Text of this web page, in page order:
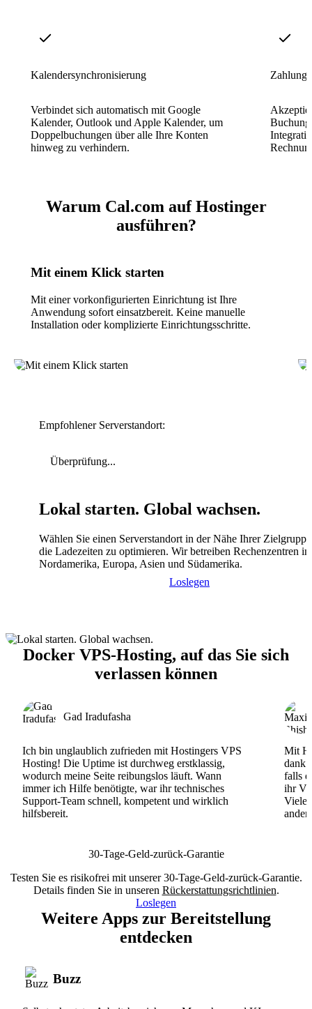
Kalendersynchronisierung
Verbindet sich automatisch mit Google
Kalender, Outlook und Apple Kalender, um
Doppelbuchungen über alle Ihre Konten
hinweg zu verhindern.
Warum Cal.com auf Hostinger
ausführen?
Mit einem Klick starten
Mit einer vorkonfigurierten Einrichtung ist Ihre
Anwendung sofort einsatzbereit. Keine manuelle
Installation oder komplizierte Einrichtungsschritte.
Empfohlener Serverstandort:
Überprüfung...
Lokal starten. Global wachsen.
Wählen Sie einen Serverstandort in der Nähe Ihrer
die Ladezeiten zu optimieren. Wir betreiben Rechenzentren in
Nordamerika, Europa, Asien und Südamerika.
Loslegen
Docker VPS-Hosting, auf das Sie sich
verlassen können
Gad Iradufasha
Ich bin unglaublich zufrieden mit Hostingers VPS
Hosting! Die Uptime ist durchweg erstklassig,
wodurch meine Seite reibungslos läuft. Wann
immer ich Hilfe benötigte, war ihr technisches
Support-Team schnell, kompetent und wirklich
hilfsbereit.
Mit
dank
falls
ihr
30-Tage-Geld-zurück-Garantie
Testen Sie es risikofrei mit unserer 30-Tage-Geld-zurück-Garantie.
Details finden Sie in unseren Rückerstattungsrichtlinien.
Loslegen
Weitere Apps zur Bereitstellung
entdecken
Buzz